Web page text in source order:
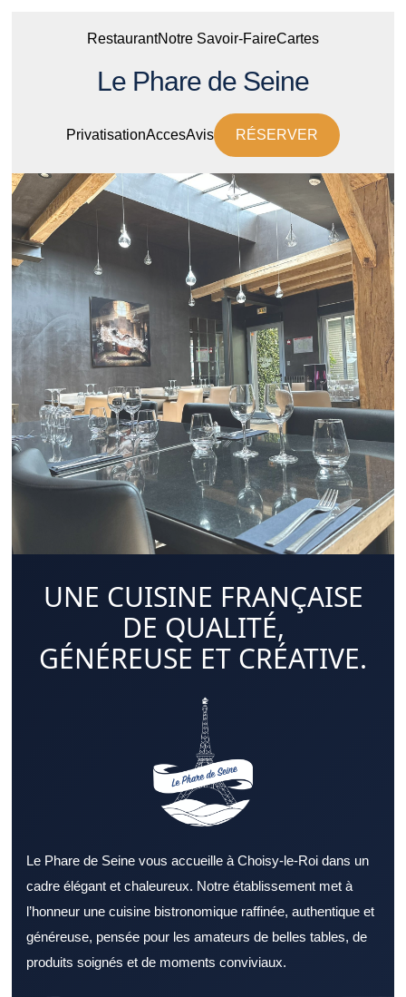
RestaurantNotre Savoir-FaireCartes
Le Phare de Seine
PrivatisationAccesAvis RÉSERVER
UNE CUISINE FRANÇAISE
DE QUALITÉ,
GÉNÉREUSE ET CRÉATIVE.
Le Phare de Seine vous accueille à Choisy-le-Roi dans un
cadre élégant et chaleureux. Notre établissement met à
l’honneur une cuisine bistronomique raffinée, authentique et
généreuse, pensée pour les amateurs de belles tables, de
produits soignés et de moments conviviaux.